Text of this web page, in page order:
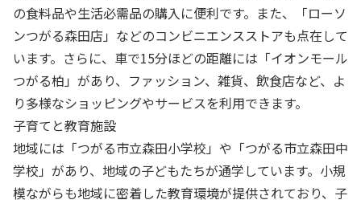
の食料品や生活必需品の購入に便利です。また、「ローソ
ンつがる森田店」などのコンビニエンスストアも点在して
います。さらに、車で15分ほどの距離には「イオンモール
つがる柏」があり、ファッション、雑貨、飲食店など、よ
り多様なショッピングやサービスを利用できます。
子育てと教育施設
地域には「つがる市立森田小学校」や「つがる市立森田中
学校」があり、地域の子どもたちが通学しています。小規
模ながらも地域に密着した教育環境が提供されており、子